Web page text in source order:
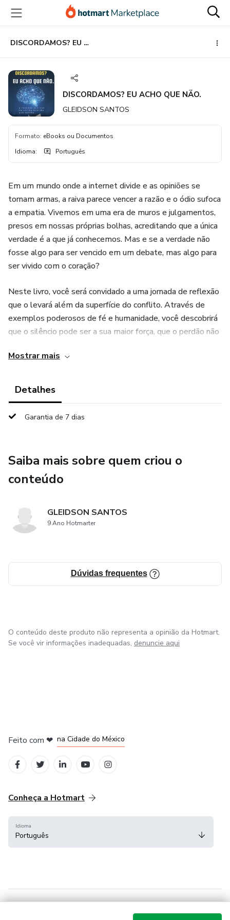
para
conteúdo
principal
para
pagamento
para
rodapé
DISCORDAMOS? EU ACHO QUE NÃO.
DISCORDAMOS? EU ACHO QUE NÃO.
GLEIDSON SANTOS
Formato: eBooks ou Documentos
Idioma: Português
Em um mundo onde a internet divide e as opiniões se
tornam armas, a raiva parece vencer a razão e o ódio sufoca
a empatia. Vivemos em uma era de muros e julgamentos,
presos em nossas próprias bolhas, acreditando que a única
verdade é a que já conhecemos. Mas e se a verdade não
fosse algo para ser vencido em um debate, mas algo para
ser vivido com o coração?
Neste livro, você será convidado a uma jornada de reflexão
que o levará além da superfície do conflito. Através de
exemplos poderosos de fé e humanidade, você descobrirá
que o silêncio pode ser a sua maior força, que o perdão não
única ponte que nos une de volta à nossa essência.
Mostrar mais
Detalhes
Garantia de 7 dias
Saiba mais sobre quem criou o
conteúdo
GLEIDSON SANTOS
9 Ano Hotmarter
Dúvidas frequentes
O conteúdo deste produto não representa a opinião da Hotmart.
Se você vir informações inadequadas, denuncie aqui
Feito com ❤ na Cidade do México
Conheça a Hotmart
Idioma
Português